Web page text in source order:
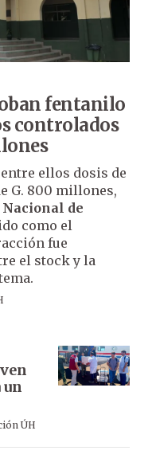
fentanilo
controlados
ellos dosis de
G. 800 millones,
de
como el
fue
el stock y la
un
ÚH